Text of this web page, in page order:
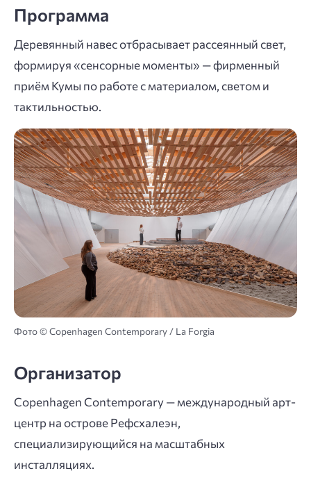
Программа
Деревянный навес отбрасывает рассеянный свет,
формируя «сенсорные моменты» — фирменный
приём Кумы по работе с материалом, светом и
тактильностью.
Фото © Copenhagen Contemporary / La Forgia
Организатор
Copenhagen Contemporary — международный арт-
центр на острове Рефсхалеэн,
специализирующийся на масштабных
инсталляциях.